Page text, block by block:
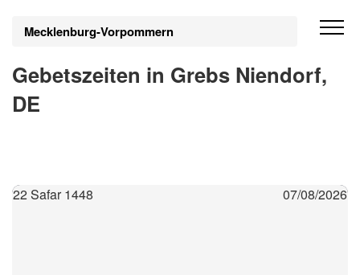
Mecklenburg-Vorpommern
Gebetszeiten in Grebs Niendorf,
DE
22 Safar 1448 07/08/2026